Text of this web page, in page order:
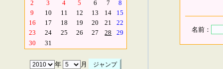
2
3 4 5 6 7
8
9
10 11 12 13 14
15
16
17 18 19 20 21
22
23
24 25 26 27 28
29
30
31
年 月
名前：